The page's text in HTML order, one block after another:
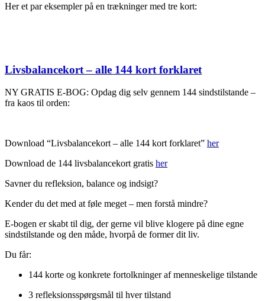
Her et par eksempler på en trækninger med tre kort:
Posted
Livsbalancekort – alle 144 kort forklaret
NY GRATIS E-BOG: Opdag dig selv gennem 144 sindstilstande –
fra kaos til orden:
Download “Livsbalancekort – alle 144 kort forklaret” her
Download de 144 livsbalancekort gratis her
Savner du refleksion, balance og indsigt?
Kender du det med at føle meget – men forstå mindre?
E-bogen er skabt til dig, der gerne vil blive klogere på dine egne
sindstilstande og den måde, hvorpå de former dit liv.
Du får:
144 korte og konkrete fortolkninger af menneskelige tilstande
3 refleksionsspørgsmål til hver tilstand